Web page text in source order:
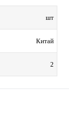
шт
Китай
2